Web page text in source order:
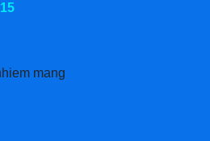
muốn mua nhanh - bán nhanh
trang bị tiện ích phong phú